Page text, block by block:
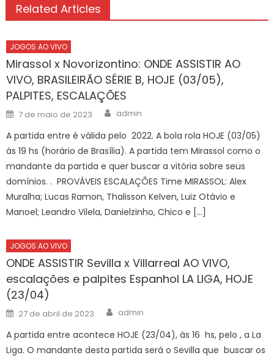
Related Articles
JOGOS AO VIVO
Mirassol x Novorizontino: ONDE ASSISTIR AO
VIVO, BRASILEIRÃO SÉRIE B, HOJE (03/05),
PALPITES, ESCALAÇÕES
Posted
on
7 de maio de 2023 Author
admin
A partida entre é válida pelo 2022. A bola rola HOJE (03/05)
às 19 hs (horário de Brasília). A partida tem Mirassol como o
mandante da partida e quer buscar a vitória sobre seus
domínios. . PROVÁVEIS ESCALAÇÕES Time MIRASSOL: Alex
Muralha; Lucas Ramon, Thalisson Kelven, Luiz Otávio e
Manoel; Leandro Vilela, Danielzinho, Chico e […]
JOGOS AO VIVO
ONDE ASSISTIR Sevilla x Villarreal AO VIVO,
escalações e palpites Espanhol LA LIGA, HOJE
(23/04)
Posted
on
27 de abril de 2023 Author
admin
A partida entre acontece HOJE (23/04), às 16 hs, pelo , a La
Liga. O mandante desta partida será o Sevilla que buscar os